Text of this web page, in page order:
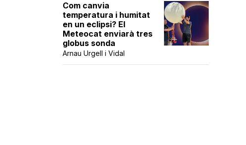
Com canvia
temperatura i humitat
en un eclipsi? El
Meteocat enviarà tres
globus sonda
Arnau Urgell i Vidal